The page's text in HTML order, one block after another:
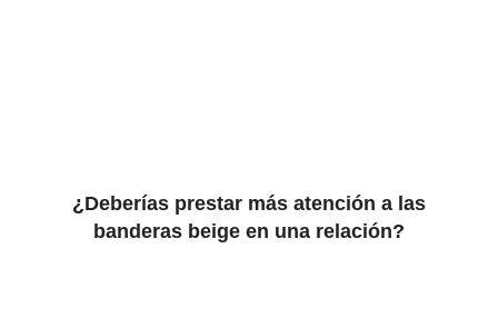
¿Deberías prestar más atención a las
banderas beige en una relación?